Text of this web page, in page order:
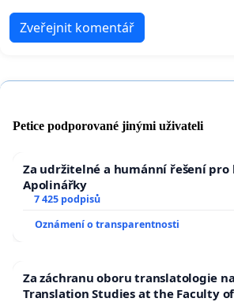
Zveřejnit komentář
Petice podporované jinými uživateli
Za udržitelné a humánní řešení pro
Apolinářky
7 425 podpisů
Oznámení o transparentnosti
Za záchranu oboru translatologie na
Translation Studies at the Faculty